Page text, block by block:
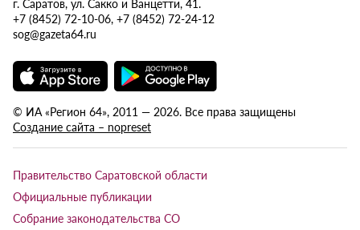
+7 (8452) 72-10-06, +7 (8452) 72-24-12
sog@gazeta64.ru
© ИА «Регион 64», 2011 — 2026. Все права защищены
Создание сайта – nopreset
Правительство Саратовской области
Официальные публикации
Собрание законодательства СО